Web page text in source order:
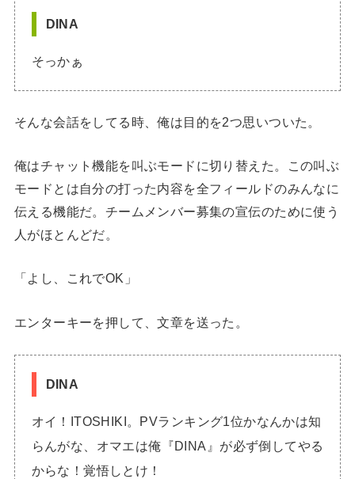
DINA
そっかぁ
そんな会話をしてる時、俺は目的を2つ思いついた。
俺はチャット機能を叫ぶモードに切り替えた。この叫ぶ
モードとは自分の打った内容を全フィールドのみんなに
伝える機能だ。チームメンバー募集の宣伝のために使う
人がほとんどだ。
「よし、これでOK」
エンターキーを押して、文章を送った。
DINA
オイ！ITOSHIKI。PVランキング1位かなんかは知
らんがな、オマエは俺『DINA』が必ず倒してやる
からな！覚悟しとけ！